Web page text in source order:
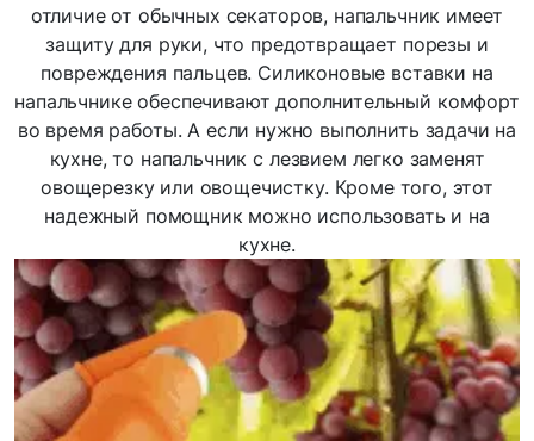
отличие от обычных секаторов, напальчник имеет
защиту для руки, что предотвращает порезы и
повреждения пальцев. Силиконовые вставки на
напальчнике обеспечивают дополнительный комфорт
во время работы. А если нужно выполнить задачи на
кухне, то напальчник с лезвием легко заменят
овощерезку или овощечистку. Кроме того, этот
надежный помощник можно использовать и на
кухне.